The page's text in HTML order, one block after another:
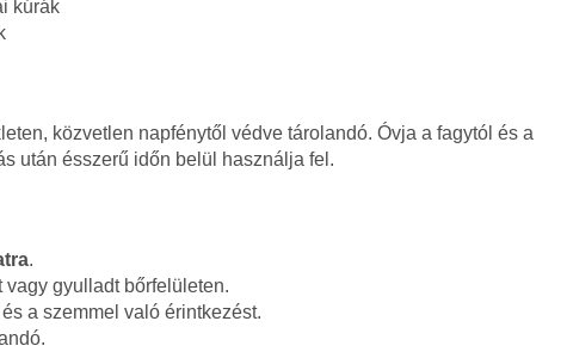
kúrák
közvetlen napfénytől védve tárolandó. Óvja a fagytól és a
után ésszerű időn belül használja fel.
.
gyulladt bőrfelületen.
a szemmel való érintkezést.